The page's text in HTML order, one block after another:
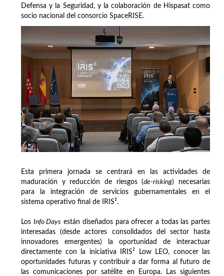
Defensa y la Seguridad, y la colaboración de Hispasat como
socio nacional del consorcio SpaceRISE.
Esta primera jornada se centrará en las actividades de
maduración y reducción de riesgos (de-risking) necesarias
para la integración de servicios gubernamentales en el
sistema operativo final de IRIS².
Los Info Days están diseñados para ofrecer a todas las partes
interesadas (desde actores consolidados del sector hasta
innovadores emergentes) la oportunidad de interactuar
directamente con la iniciativa IRIS² Low LEO, conocer las
oportunidades futuras y contribuir a dar forma al futuro de
las comunicaciones por satélite en Europa. Las siguientes